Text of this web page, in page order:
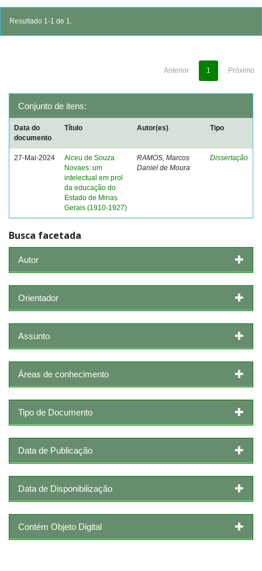
Resultado 1-1 de 1.
Anterior 1 Próximo
Conjunto de itens:
Data do
documento
Título Autor(es) Tipo
27-Mai-2024
Alceu de Souza
Novaes: um
intelectual em prol
da educação do
Estado de Minas
Gerais (1910-1927)
RAMOS, Marcos
Daniel de Moura
Dissertação
Busca facetada
Autor
Orientador
Assunto
Áreas de conhecimento
Tipo de Documento
Data de Publicação
Data de Disponibilização
Contém Objeto Digital